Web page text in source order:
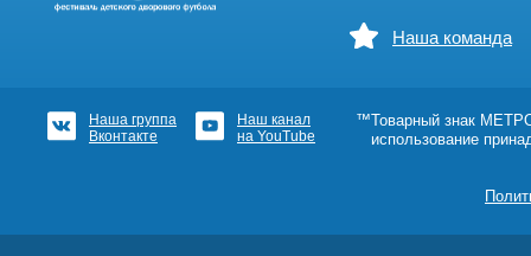
Наша команда
Наша группа
Вконтакте
Наш канал
на YouTube
™Товарный знак
использование